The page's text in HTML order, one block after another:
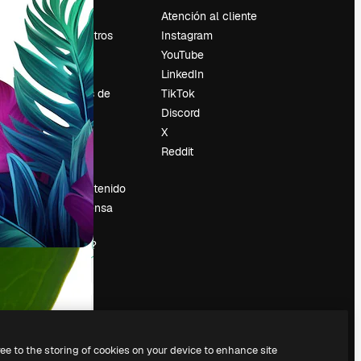
Precios
Sobre nosotros
Reviews
Empleo
Tendencias de
búsqueda
Blog
Eventos
Slidesgo
Vender contenido
Sala de prensa
¿Buscas
magnific.ai?
Atención al cliente
Instagram
YouTube
LinkedIn
TikTok
Discord
X
Reddit
to the storing of cookies on your device to enhance site